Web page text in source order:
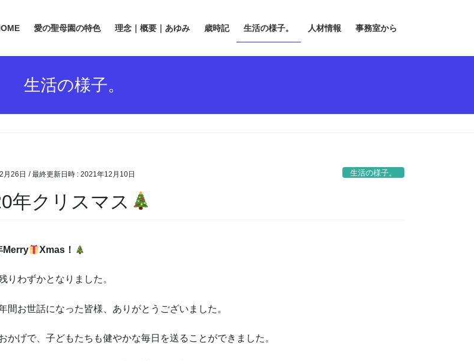
愛の聖母園の特色 理念｜概要｜あゆみ 歳時記 生活の様子。 人材情報 事務室から
生活の様子。
月26日 / 最終更新日時 : 2021年12月10日 生活の様子。
年クリスマス
Merry Xmas！
りわずかとなりました。
間お世話になった皆様、ありがとうございました。
かげで、子どもたちも健やかな毎日を送ることができました。